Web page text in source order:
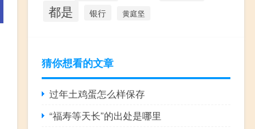
都是 银行 黄庭坚
猜你想看的文章
过年土鸡蛋怎么样保存
“福寿等天长”的出处是哪里